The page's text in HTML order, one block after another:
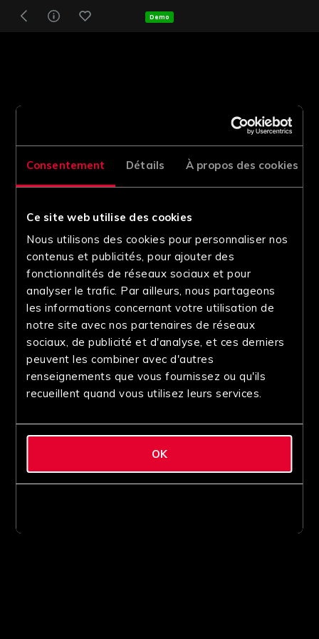
Consentement Détails À propos des cookies
Ce site web utilise des cookies
Nous utilisons des cookies pour personnaliser nos
contenus et publicités, pour ajouter des
fonctionnalités de réseaux sociaux et pour
analyser le trafic. Par ailleurs, nous partageons
les informations concernant votre utilisation de
notre site avec nos partenaires de réseaux
sociaux, de publicité et d'analyse, et ces derniers
peuvent les combiner avec d'autres
renseignements que vous fournissez ou qu'ils
recueillent quand vous utilisez leurs services.
OK
Demo